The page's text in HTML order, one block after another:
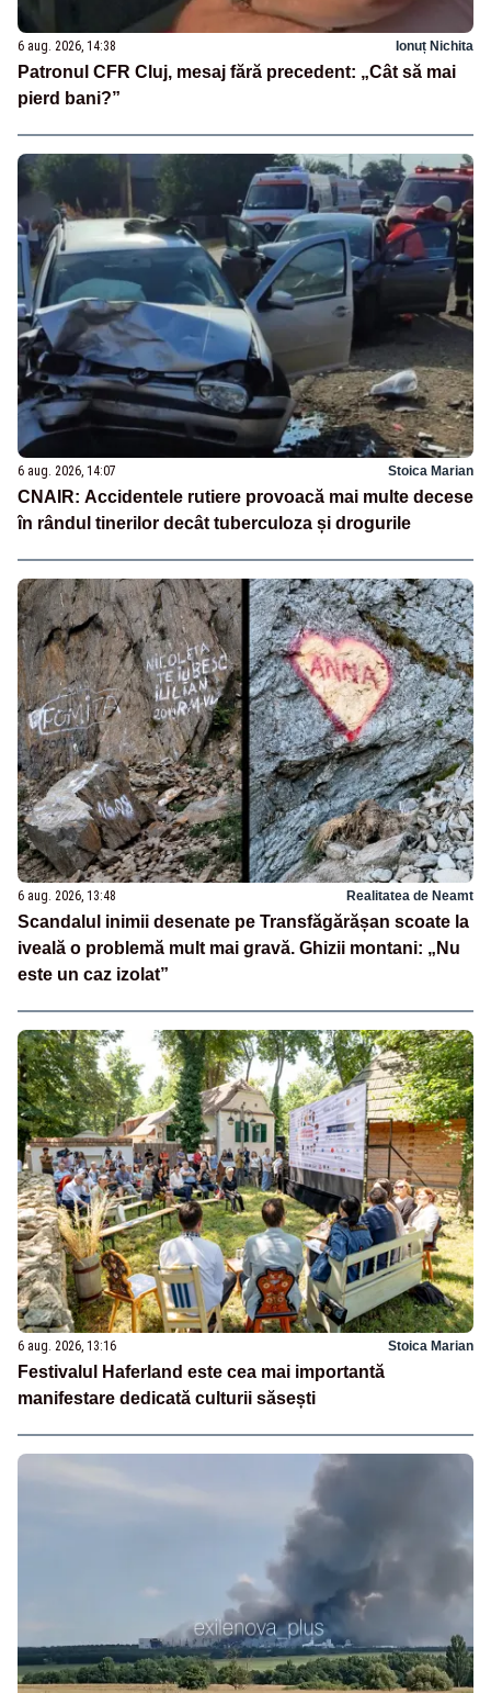
6 aug. 2026, 14:38 Ionuț Nichita
Patronul CFR Cluj, mesaj fără precedent: „Cât să mai
pierd bani?”
6 aug. 2026, 14:07 Stoica Marian
CNAIR: Accidentele rutiere provoacă mai multe decese
în rândul tinerilor decât tuberculoza și drogurile
6 aug. 2026, 13:48 Realitatea de Neamt
Scandalul inimii desenate pe Transfăgărășan scoate la
iveală o problemă mult mai gravă. Ghizii montani: „Nu
este un caz izolat”
6 aug. 2026, 13:16 Stoica Marian
Festivalul Haferland este cea mai importantă
manifestare dedicată culturii săsești